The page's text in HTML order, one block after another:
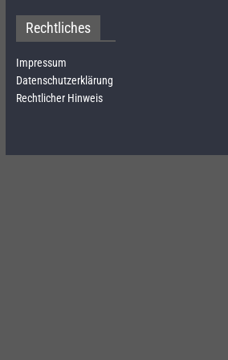
Rechtliches
Impressum
Datenschutzerklärung
Rechtlicher Hinweis